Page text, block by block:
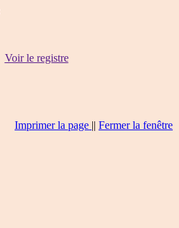
Voir le registre
Imprimer la page || Fermer la fenêtre